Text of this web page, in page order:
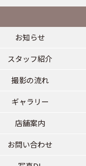
お知らせ
スタッフ紹介
撮影の流れ
ギャラリー
店舗案内
お問い合わせ